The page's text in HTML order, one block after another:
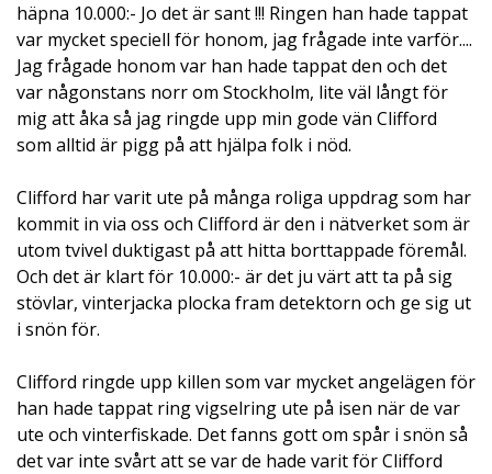
häpna 10.000:- Jo det är sant !!! Ringen han hade tappat
var mycket speciell för honom, jag frågade inte varför....
Jag frågade honom var han hade tappat den och det
var någonstans norr om Stockholm, lite väl långt för
mig att åka så jag ringde upp min gode vän Clifford
som alltid är pigg på att hjälpa folk i nöd.
Clifford har varit ute på många roliga uppdrag som har
kommit in via oss och Clifford är den i nätverket som är
utom tvivel duktigast på att hitta borttappade föremål.
Och det är klart för 10.000:- är det ju värt att ta på sig
stövlar, vinterjacka plocka fram detektorn och ge sig ut
i snön för.
Clifford ringde upp killen som var mycket angelägen för
han hade tappat ring vigselring ute på isen när de var
ute och vinterfiskade. Det fanns gott om spår i snön så
det var inte svårt att se var de hade varit för Clifford